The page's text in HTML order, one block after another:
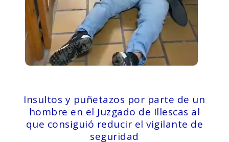
Insultos y puñetazos por parte de un
hombre en el Juzgado de Illescas al
que consiguió reducir el vigilante de
seguridad